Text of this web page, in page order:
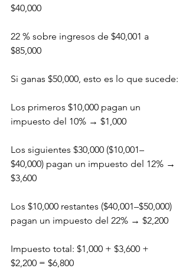
$40,000
22 % sobre ingresos de $40,001 a
$85,000
Si ganas $50,000, esto es lo que sucede:
Los primeros $10,000 pagan un
impuesto del 10% → $1,000
Los siguientes $30,000 ($10,001–
$40,000) pagan un impuesto del 12% →
$3,600
Los $10,000 restantes ($40,001–$50,000)
pagan un impuesto del 22% → $2,200
Impuesto total: $1,000 + $3,600 +
$2,200 = $6,800